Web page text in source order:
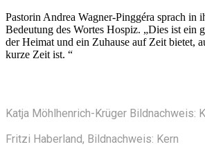
Pastorin Andrea Wagner-Pinggéra sprach in
Bedeutung des Wortes Hospiz. „Dies ist ein
der Heimat und ein Zuhause auf Zeit bietet,
kurze Zeit ist. “
Katja Möhlhenrich-Krüger Bildnachweis:
Fritzi Haberland, Bildnachweis: Kern